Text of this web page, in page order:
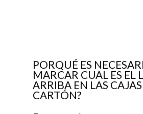
PORQUÉ ES
MARCAR CUAL ES EL
ARRIBA EN LAS
CARTÓN?